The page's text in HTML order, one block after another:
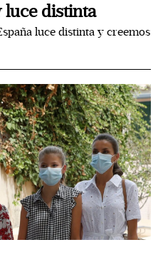
distinta
luce distinta y creemos